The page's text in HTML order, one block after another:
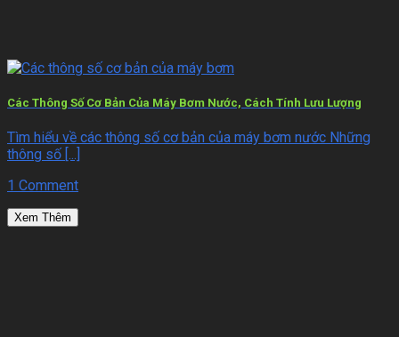
Các Thông Số Cơ Bản Của Máy Bơm Nước, Cách Tính Lưu Lượng
Tìm hiểu về các thông số cơ bản của máy bơm nước Những
thông số [...]
1 Comment
Xem Thêm